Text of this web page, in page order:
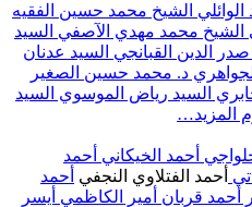
الشيخ محمد حسين الفقيه
الشيخ محمد مهدي الآصفي السيد
صدر الدين القبانجي السيد عدنان
د. محمد حسين الصغير
السيد رياض الموسوي السيد
المزيد…
أحمد الخيكاني أحمد
أحمد الفتلاوي النجفي أحمد
أحمد قربان أمير الكاظمي أيسر